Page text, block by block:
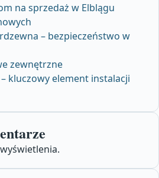
na sprzedaż w Elblągu
– bezpieczeństwo w
zewnętrzne
kluczowy element instalacji